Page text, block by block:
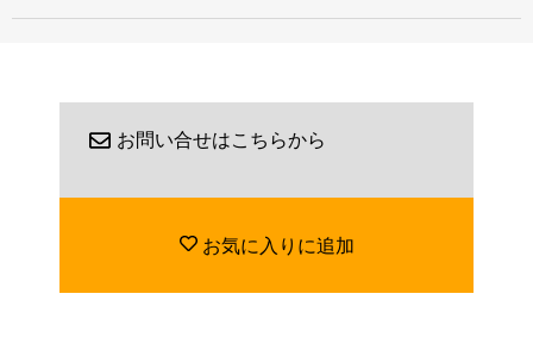
お問い合せはこちらから
お気に入りに追加